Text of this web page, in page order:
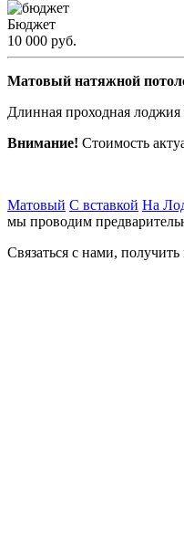
Бюджет
10 000 руб.
Матовый натяжной
Длинная проходная
Внимание! Стоимость
Матовый С вставкой На
мы проводим
Связаться с нами,